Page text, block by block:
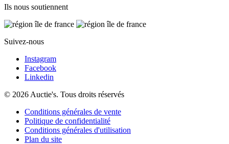
Ils nous soutiennent
Suivez-nous
Instagram
Facebook
Linkedin
© 2026 Auctie's. Tous droits réservés
Conditions générales de vente
Politique de confidentialité
Conditions générales d'utilisation
Plan du site